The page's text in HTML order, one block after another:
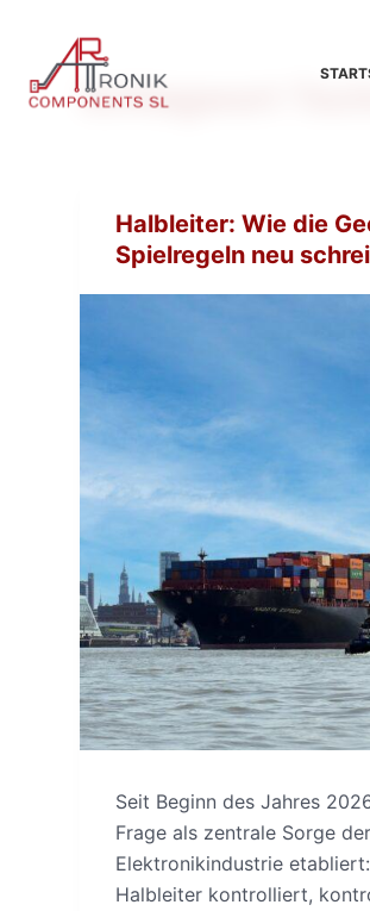
m
Schlagwort
Halbleiter: Wie die
Spielregeln neu
Seit Beginn des Jahres
Frage als zentrale Sorge
Elektronikindustrie
Halbleiter kontrolliert,